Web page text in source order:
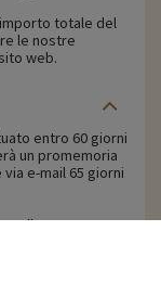
totale del
le nostre
web.
entro 60 giorni
un promemoria
e-mail 65 giorni
alla seguente
del
soggiorno: 100%